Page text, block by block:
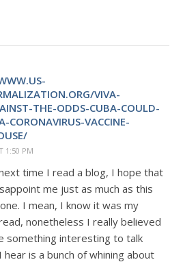
VIVA-
THE-ODDS-CUBA-COULD-
CORONAVIRUS-VACCINE-
1:50 PM
time I read a blog, I hope that
me just as much as this
I mean, I know it was my
nonetheless I really believed
something interesting to talk
hear is a bunch of whining about